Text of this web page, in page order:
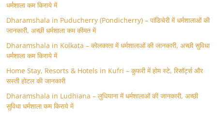
धर्मशाला कम किराये में
Dharamshala in Puducherry (Pondicherry) – पांडिचेरी में धर्मशालाओं की
जानकारी, अच्छी धर्मशाला कम कीमत में
Dharamshala in Kolkata – कोलकाता में धर्मशालाओं की जानकारी, अच्छी सुविधा
धर्मशाला कम किराये में
Home Stay, Resorts & Hotels in Kufri – कुफरी में होम स्‍टे, रिसॉर्ट्स और
सस्ती होटल की जानकारी
Dharamshala in Ludhiana – लुधियाना में धर्मशालाओं की जानकारी, अच्छी
सुविधा धर्मशाला कम किराये में